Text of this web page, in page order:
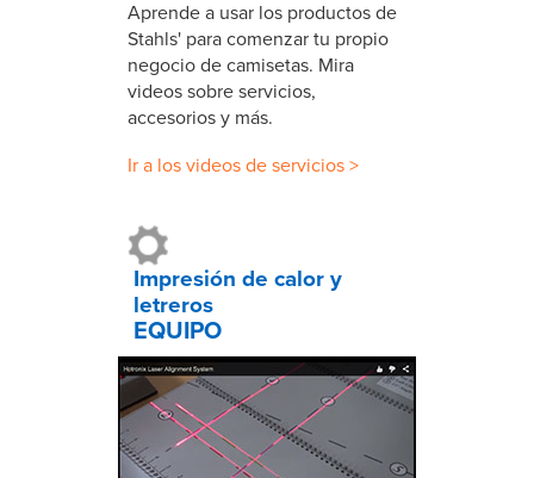
Aprende a usar los productos de
Stahls' para comenzar tu propio
negocio de camisetas. Mira
videos sobre servicios,
accesorios y más.
Ir a los videos de servicios >
Impresión de calor y
letreros
EQUIPO